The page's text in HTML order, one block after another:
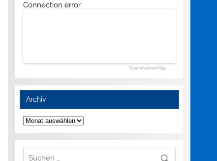
Connection error
OpenWeatherMap
Archiv
Archiv